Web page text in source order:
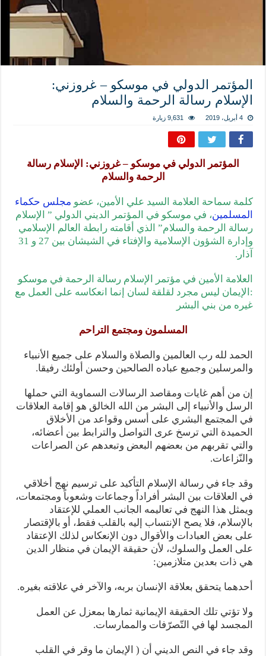
ليست المنفعة تأتي من إسلامية النّظام كما لا تأتي المضرة من مسيحية النظام
نسج العلاقة مع الآخر تكون من خلال منظومة القيم و المبادئ الانسانية التي تجعل
المؤتمر الدولي في موسكو – غروزني:
الإسلام رسالة الرحمة والسلام
4 أبريل، 2019 9,631 زيارة
المؤتمر الدولي في موسكو – غروزني: الإسلام رسالة
الرحمة والسلام
كلمة سماحة العلامة السيد علي الأمين، عضو مجلس حكماء
المسلمين، في موسكو في المؤتمر الديني الدولي ” الإسلام
رسالة الرحمة والسلام” الذي أقامته رابطة العالم الإسلامي
وإدارة الشؤون الإسلامية والإفتاء في الشيشان بين 27 و 31
آذار.
العلامة الأمين في مؤتمر الإسلام رسالة الرحمة في موسكو
:الإيمان ليس مجرد لقلقة لسان إنما انعكاسه على العمل مع
غيره من بني البشر
المسلمون ومجتمع التراحم
الحمد لله رب العالمين والصلاة والسلام على جميع الأنبياء
والمرسلين وجميع عباده الصالحين وحسن أولئك رفيقا.
إن من أهم غايات ومقاصد الرسالات السماوية التي حملها
الرسل والأنبياء إلى البشر من الله الخالق هو إقامة العلاقات
في المجتمع البشري على أسس وقواعد من الأخلاق
الحميدة التي ترسخ عرى التواصل والترابط بين أعضائه،
والتي تقربهم من بعضهم البعض وتبعدهم عن الصراعات
والنّزاعات.
وقد جاء في رسالة الإسلام التأكيد على ترسيم نهج أخلاقي
في العلاقات بين البشر أفراداً وجماعات وشعوباً ومجتمعات،
ويمثل هذا النهج في تعاليمه الجانب العملي للإعتقاد
بالإسلام، فلا يصح الإنتساب إليه بالقلب فقط، أو بالإقتصار
على بعض العبادات والأقوال دون الإنعكاس لذلك الإعتقاد
على العمل والسلوك، لأن حقيقة الإيمان في منظار الدين
هي ذات بعدين متلازمين:
أحدهما يتحقق بعلاقة الإنسان بربه، والآخر في علاقته بغيره.
ولا تؤتي تلك الحقيقة الإيمانية ثمارها بمعزل عن العمل
المجسد لها في التّصرّفات والممارسات.
وقد جاء في النص الديني أن ( الإيمان ما وقر في القلب